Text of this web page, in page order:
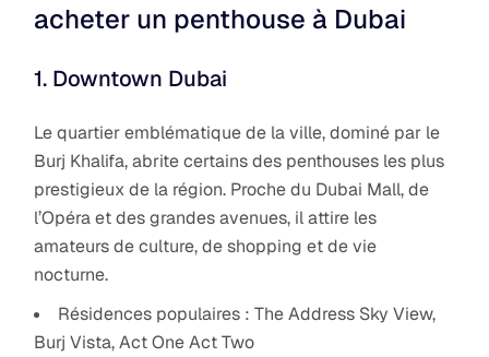
acheter un penthouse à Dubai
1. Downtown Dubai
Le quartier emblématique de la ville, dominé par le
Burj Khalifa, abrite certains des penthouses les plus
prestigieux de la région. Proche du Dubai Mall, de
l’Opéra et des grandes avenues, il attire les
amateurs de culture, de shopping et de vie
nocturne.
Résidences populaires : The Address Sky View,
Burj Vista, Act One Act Two